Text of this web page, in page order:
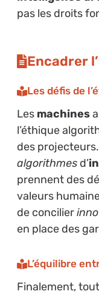
pas les droits
Encadrer
Les défis de
Les machines
l’éthique
des
algorithmesd’
prennent des
valeurs
de concilier
en place des
L’équilibre
Finalement,